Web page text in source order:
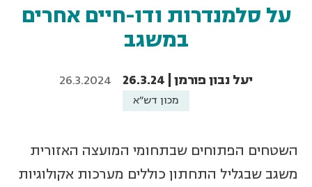
על סלמנדרות ודו-חיים אחרים
במשגב
יעל נבון פורמן | 26.3.24 26.3.2024
מכון דש"א
השטחים הפתוחים שבתחומי המועצה האזורית
משגב שבגליל התחתון כוללים מערכות אקולוגיות